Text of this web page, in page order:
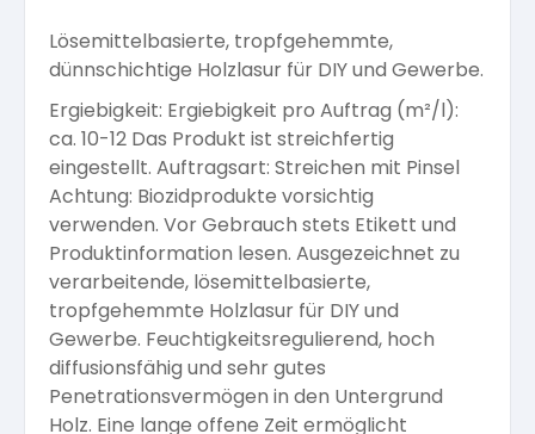
Latexfarben
Spezialfarben
Schleifmittel
Lösemittelbasierte, tropfgehemmte,
dünnschichtige Holzlasur für DIY und Gewerbe.
Ergiebigkeit: Ergiebigkeit pro Auftrag (m²/l):
ca. 10-12 Das Produkt ist streichfertig
eingestellt. Auftragsart: Streichen mit Pinsel
Achtung: Biozidprodukte vorsichtig
verwenden. Vor Gebrauch stets Etikett und
Produktinformation lesen. Ausgezeichnet zu
verarbeitende, lösemittelbasierte,
tropfgehemmte Holzlasur für DIY und
Gewerbe. Feuchtigkeitsregulierend, hoch
diffusionsfähig und sehr gutes
Penetrationsvermögen in den Untergrund
Holz. Eine lange offene Zeit ermöglicht